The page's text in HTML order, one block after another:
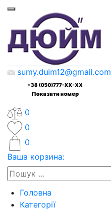
sumy.duim12@gmail.com
+38 (050)777-XX-XX
Показати номер
0
0
0
Ваша корзина:
Головна
Категорії